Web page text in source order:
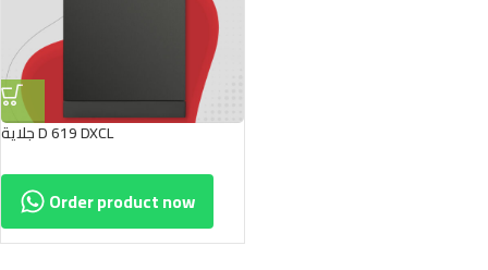
جلاية D 619 DXCL
Order product now